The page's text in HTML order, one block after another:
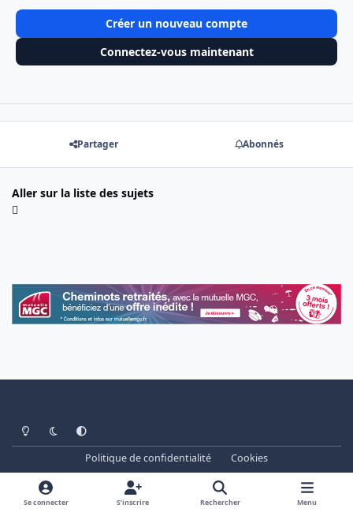
Créer un nouveau compte
Connectez-vous maintenant
Partager Abonnés
Aller sur la liste des sujets
Light ModeDark ModeSystem Preference
Politique de confidentialité
Cookies
www.cheminots.net - Forum Libre depuis 2003
Powered by
Invision Community
Se connecter S’inscrire Rechercher Menu